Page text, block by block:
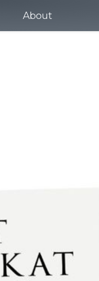
About